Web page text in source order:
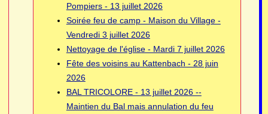
Pompiers - 13 juillet 2026
Soirée feu de camp - Maison du Village -
Vendredi 3 juillet 2026
Nettoyage de l'église - Mardi 7 juillet 2026
Fête des voisins au Kattenbach - 28 juin
2026
BAL TRICOLORE - 13 juillet 2026 --
Maintien du Bal mais annulation du feu